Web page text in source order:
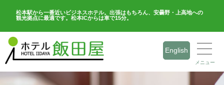
松本駅から一番近いビジネスホテル。出張はもちろん、安曇野・上高地への
観光拠点に最適です。松本ICからは車で15分。
English
メニュー